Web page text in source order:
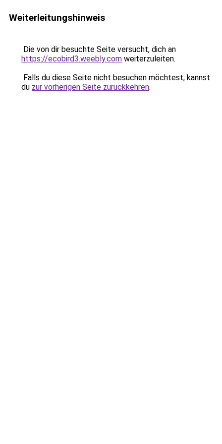
Weiterleitungshinweis
Die von dir besuchte Seite versucht, dich an
https://ecobird3.weebly.com weiterzuleiten.
Falls du diese Seite nicht besuchen möchtest, kannst
du zur vorherigen Seite zurückkehren.